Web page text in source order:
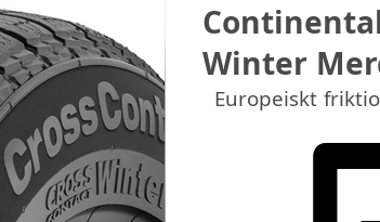
Winter
Europeiskt